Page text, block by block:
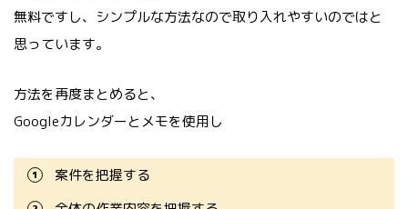
無料ですし、シンプルな方法なので取り入れやすいのではと
思っています。
方法を再度まとめると、
Googleカレンダーとメモを使用し
案件を把握する